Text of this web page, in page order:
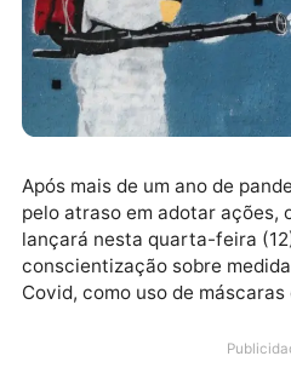
Após mais de um ano de
lançará nesta quarta-feira